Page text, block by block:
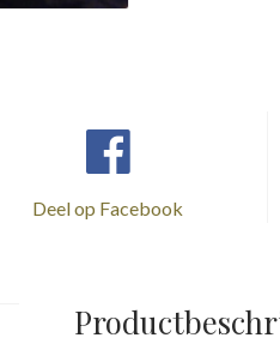
Deel op Facebook